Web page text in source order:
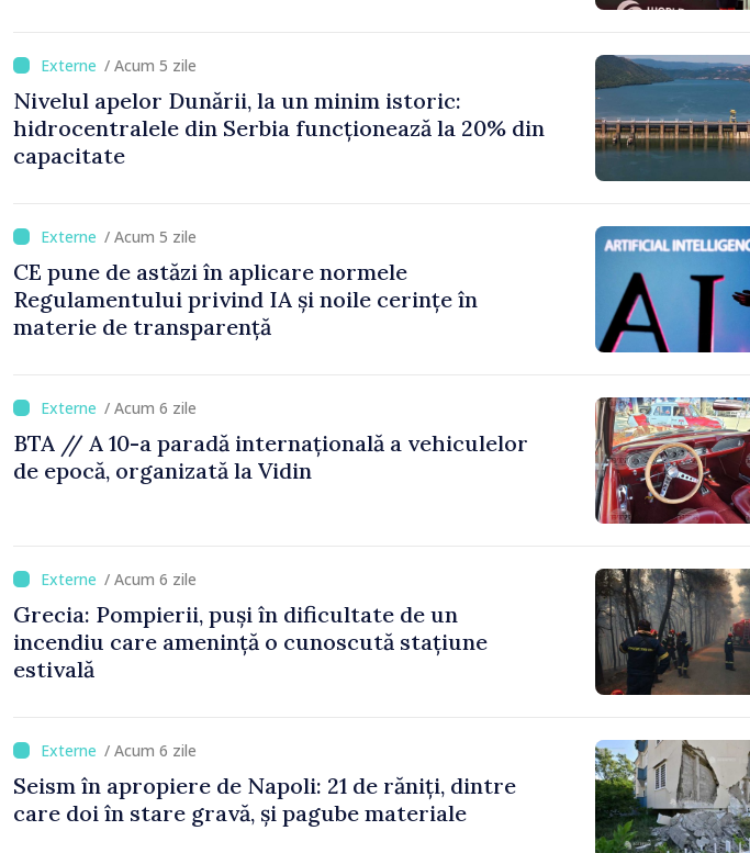
/ Acum 5 zile
Nivelul apelor Dunării, la un minim istoric:
hidrocentralele din Serbia funcționează la 20% din
capacitate
/ Acum 5 zile
CE pune de astăzi în aplicare normele
Regulamentului privind IA și noile cerințe în
materie de transparență
/ Acum 6 zile
BTA // A 10-a paradă internațională a vehiculelor
de epocă, organizată la Vidin
/ Acum 6 zile
Grecia: Pompierii, puși în dificultate de un
incendiu care amenință o cunoscută stațiune
estivală
/ Acum 6 zile
Seism în apropiere de Napoli: 21 de răniți, dintre
care doi în stare gravă, și pagube materiale